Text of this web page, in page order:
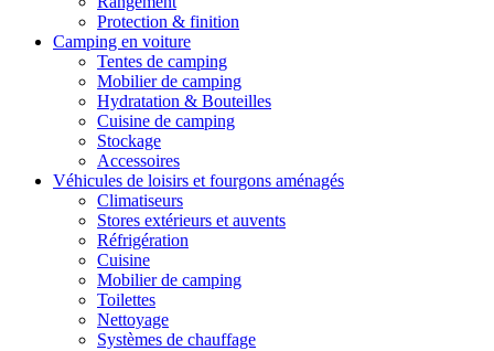
Protection & finition
Camping en voiture
Tentes de camping
Mobilier de camping
Hydratation & Bouteilles
Cuisine de camping
Stockage
Accessoires
Véhicules de loisirs et fourgons aménagés
Climatiseurs
Stores extérieurs et auvents
Réfrigération
Cuisine
Mobilier de camping
Toilettes
Nettoyage
Systèmes de chauffage